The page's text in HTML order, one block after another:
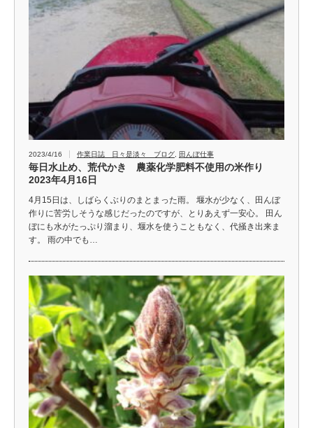
2023/4/16 作業日誌 日々是淡々 ブログ 田んぼ仕事
毎日水止め、荒代かき 農薬化学肥料不使用の米作り
2023年4月16日
4月15日は、しばらくぶりのまとまった雨。 堰水が少なく、田んぼ
作りに苦労しそうな感じだったのですが、とりあえず一安心。 田ん
ぼにも水がたっぷり溜まり、堰水を使うこともなく、代掻き出来ま
す。 雨の中でも…